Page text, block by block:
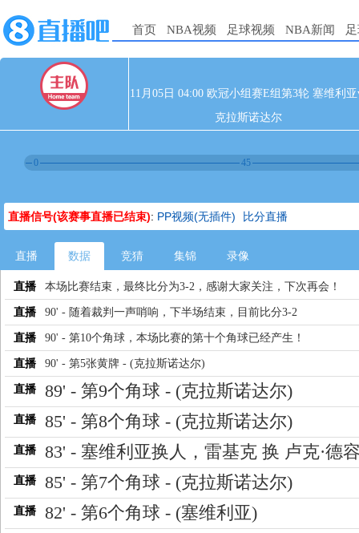
首页 NBA视频 足球视频 NBA新闻
11月05日 04:00 欧冠小组赛E组第3轮 塞维利亚
克拉斯诺达尔
0 45
直播信号(该赛事直播已结束): PP视频(无插件) 比分直播
直播 数据 竞猜 集锦 录像
直播 本场比赛结束，最终比分为3-2，感谢大家关注，下次再会！
直播 90' - 随着裁判一声哨响，下半场结束，目前比分3-2
直播 90' - 第10个角球，本场比赛的第十个角球已经产生！
直播 90' - 第5张黄牌 - (克拉斯诺达尔)
直播 89' - 第9个角球 - (克拉斯诺达尔)
直播 85' - 第8个角球 - (克拉斯诺达尔)
直播 83' - 塞维利亚换人，雷基克 换 卢克·德
直播 85' - 第7个角球 - (克拉斯诺达尔)
直播 82' - 第6个角球 - (塞维利亚)